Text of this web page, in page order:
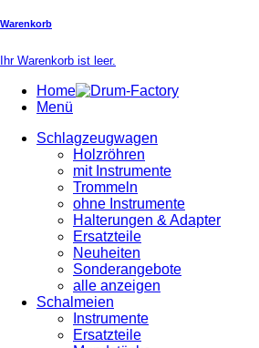
Warenkorb
Ihr Warenkorb ist leer.
Home
Menü
Schlagzeugwagen
Holzröhren
mit Instrumente
Trommeln
ohne Instrumente
Halterungen & Adapter
Ersatzteile
Neuheiten
Sonderangebote
alle anzeigen
Schalmeien
Instrumente
Ersatzteile